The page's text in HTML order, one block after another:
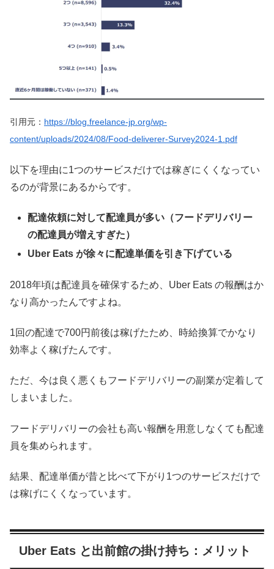
引用元： https://blog.freelance-jp.org/wp-
content/uploads/2024/08/Food-deliverer-Survey2024-1.pdf
以下を理由に1つのサービスだけでは稼ぎにくくなってい
るのが背景にあるからです。
配達依頼に対して配達員が多い（フードデリバリー
の配達員が増えすぎた）
Uber Eats が徐々に配達単価を引き下げている
2018年頃は配達員を確保するため、Uber Eats の報酬はか
なり高かったんですよね。
1回の配達で700円前後は稼げたため、時給換算でかなり
効率よく稼げたんです。
ただ、今は良く悪くもフードデリバリーの副業が定着して
しまいました。
フードデリバリーの会社も高い報酬を用意しなくても配達
員を集められます。
結果、配達単価が昔と比べて下がり1つのサービスだけで
は稼げにくくなっています。
Uber Eats と出前館の掛け持ち：メリット